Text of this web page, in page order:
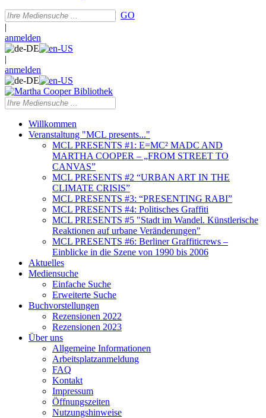
GO
|
anmelden
|
anmelden
Willkommen
Veranstaltung "MCL presents..."
MCL PRESENTS #1: E=MC² MADC AND
MARTHA COOPER – „FROM STREET TO
CANVAS”
MCL PRESENTS #2 “URBAN ART IN THE
CLIMATE CRISIS”
MCL PRESENTS #3: “PRESENTING RABI”
MCL PRESENTS #4: Politisches Graffiti
MCL PRESENTS #5 "Stadt im Wandel. Künstlerische
Reaktionen auf urbane Veränderungen"
MCL PRESENTS #6: Berliner Graffiticrews –
Einblicke in die Szene von 1990 bis 2006
Aktuelles
Mediensuche
Einfache Suche
Erweiterte Suche
Buchvorstellungen
Rezensionen 2022
Rezensionen 2023
Über uns
Allgemeine Informationen
Arbeitsplatzanmeldung
FAQ
Kontakt
Impressum
Öffnungszeiten
Nutzungshinweise